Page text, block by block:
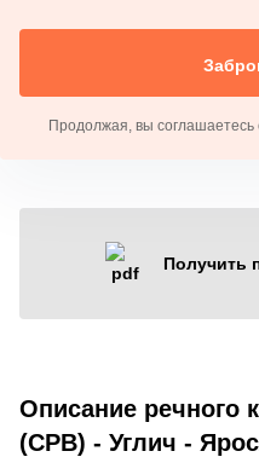
Продолжая, вы соглашаетесь
Получить
Описание речного
(СРВ) - Углич -